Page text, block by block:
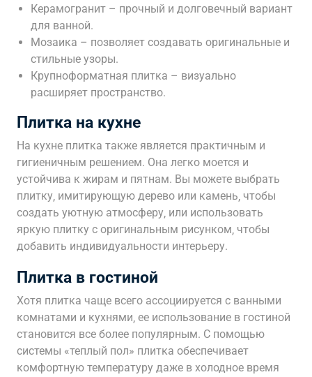
Керамогранит – прочный и долговечный вариант
для ванной.
Мозаика – позволяет создавать оригинальные и
стильные узоры.
Крупноформатная плитка – визуально
расширяет пространство.
Плитка на кухне
На кухне плитка также является практичным и
гигиеничным решением. Она легко моется и
устойчива к жирам и пятнам. Вы можете выбрать
плитку‚ имитирующую дерево или камень‚ чтобы
создать уютную атмосферу‚ или использовать
яркую плитку с оригинальным рисунком‚ чтобы
добавить индивидуальности интерьеру.
Плитка в гостиной
Хотя плитка чаще всего ассоциируется с ванными
комнатами и кухнями‚ ее использование в гостиной
становится все более популярным. С помощью
системы «теплый пол» плитка обеспечивает
комфортную температуру даже в холодное время